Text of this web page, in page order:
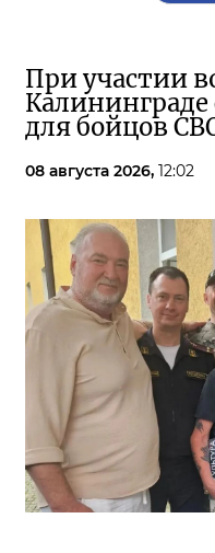
При участии
Калининграде
для бойцов
08 августа 2026, 12:02